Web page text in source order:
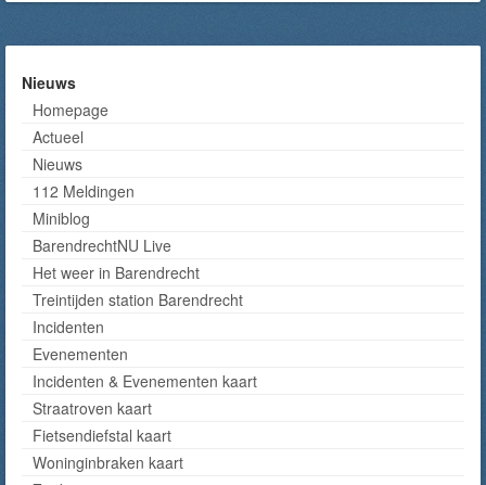
Nieuws
Homepage
Actueel
Nieuws
112 Meldingen
Miniblog
BarendrechtNU Live
Het weer in Barendrecht
Treintijden station Barendrecht
Incidenten
Evenementen
Incidenten & Evenementen kaart
Straatroven kaart
Fietsendiefstal kaart
Woninginbraken kaart